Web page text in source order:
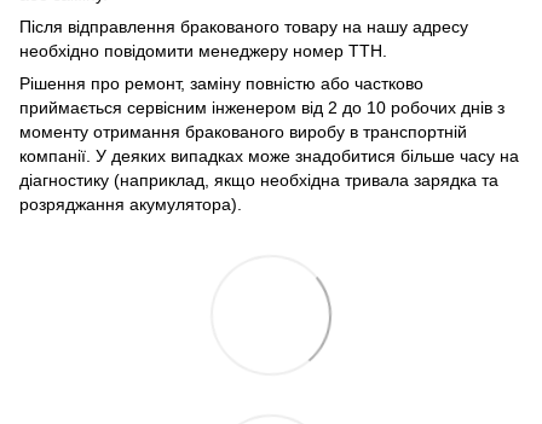
Після відправлення бракованого товару на нашу адресу
необхідно повідомити менеджеру номер ТТН.
Рішення про ремонт, заміну повністю або частково
приймається сервісним інженером від 2 до 10 робочих днів з
моменту отримання бракованого виробу в транспортній
компанії. У деяких випадках може знадобитися більше часу на
діагностику (наприклад, якщо необхідна тривала зарядка та
розряджання акумулятора).